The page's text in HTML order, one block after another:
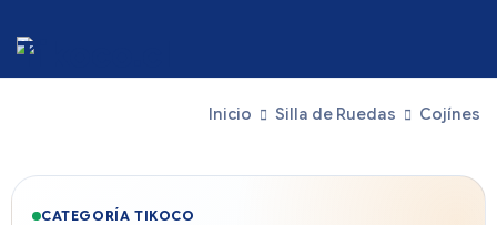
Inicio Silla de Ruedas Cojínes
CATEGORÍA TIKOCO